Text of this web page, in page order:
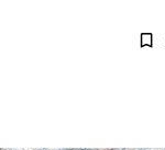
bookmark_border